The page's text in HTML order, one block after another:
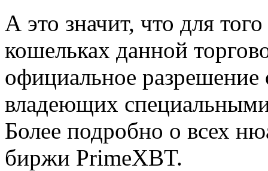
А это значит, что для
кошельках данной
официальное
владеющих
Более подробно о всех
биржи PrimeXBT.